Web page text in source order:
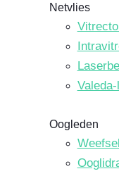
Netvlies
Oogleden